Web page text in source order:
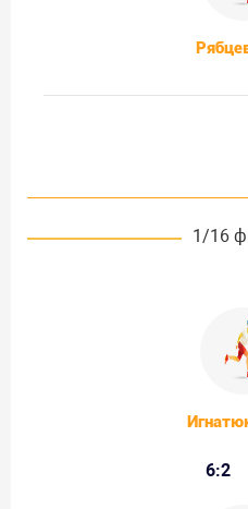
1/16
6:2